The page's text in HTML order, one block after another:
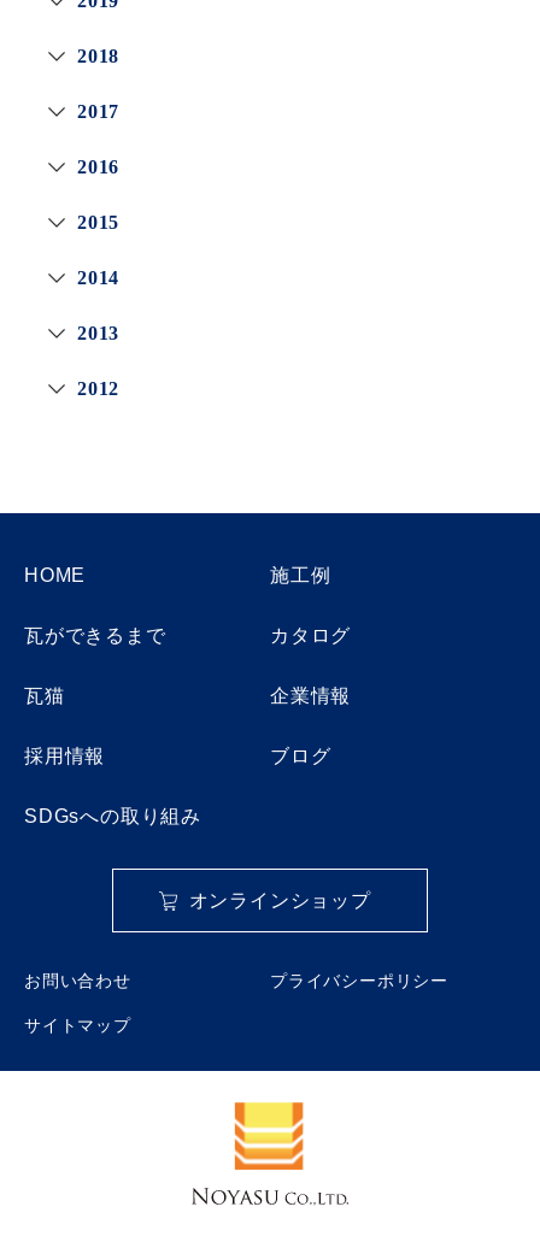
2018
2017
2016
2015
2014
2013
2012
HOME 施工例
瓦ができるまで カタログ
瓦猫 企業情報
採用情報 ブログ
SDGsへの取り組み
オンラインショップ
お問い合わせ プライバシーポリシー
サイトマップ